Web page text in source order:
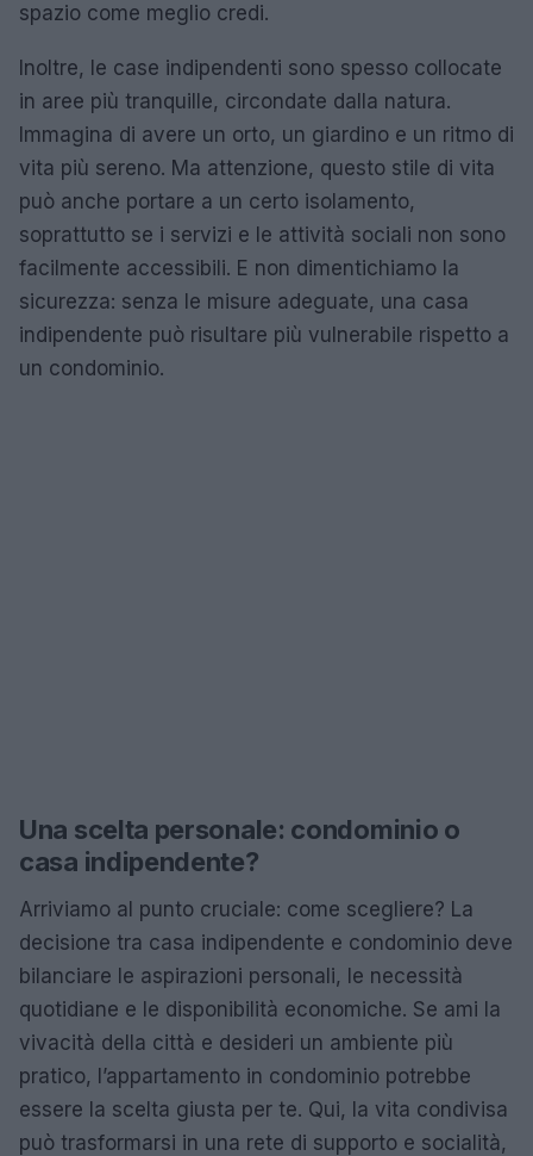
spazio come meglio credi.
Inoltre, le case indipendenti sono spesso collocate
in aree più tranquille, circondate dalla natura.
Immagina di avere un orto, un giardino e un ritmo di
vita più sereno. Ma attenzione, questo stile di vita
può anche portare a un certo isolamento,
soprattutto se i servizi e le attività sociali non sono
facilmente accessibili. E non dimentichiamo la
sicurezza: senza le misure adeguate, una casa
indipendente può risultare più vulnerabile rispetto a
un condominio.
Una scelta personale: condominio o
casa indipendente?
Arriviamo al punto cruciale: come scegliere? La
decisione tra casa indipendente e condominio deve
bilanciare le aspirazioni personali, le necessità
quotidiane e le disponibilità economiche. Se ami la
vivacità della città e desideri un ambiente più
pratico, l’appartamento in condominio potrebbe
essere la scelta giusta per te. Qui, la vita condivisa
può trasformarsi in una rete di supporto e socialità,